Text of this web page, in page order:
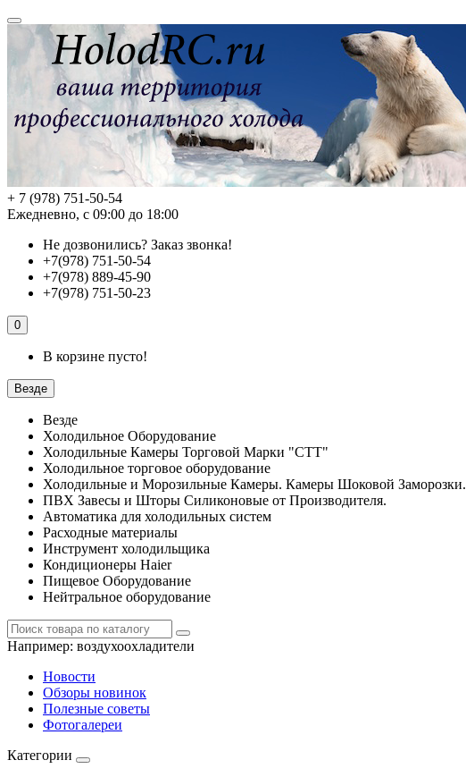
+ 7 (978) 751-50-54
Ежедневно, с 09:00 до 18:00
Не дозвонились? Заказ звонка!
+7(978) 751-50-54
+7(978) 889-45-90
+7(978) 751-50-23
0
В корзине пусто!
Везде
Везде
Холодильное Оборудование
Холодильные Камеры Торговой Марки "СТТ"
Холодильное торговое оборудование
Холодильные и Морозильные Камеры. Камеры Шоковой Заморозки.
ПВХ Завесы и Шторы Силиконовые от Производителя.
Автоматика для холодильных систем
Расходные материалы
Инструмент холодильщика
Кондиционеры Haier
Пищевое Оборудование
Нейтральное оборудование
Например: воздухоохладители
Новости
Обзоры новинок
Полезные советы
Фотогалереи
Категории